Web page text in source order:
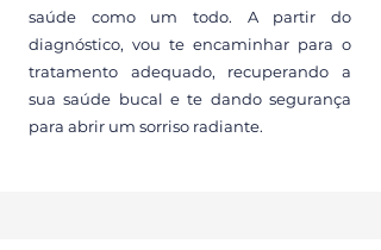
saúde como um todo. A partir do
diagnóstico, vou te encaminhar para o
tratamento adequado, recuperando a
sua saúde bucal e te dando segurança
para abrir um sorriso radiante.